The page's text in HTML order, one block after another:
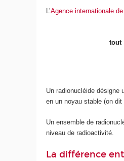
L’Agence internationale
tout
Un radionucléide désigne
en un noyau stable (on
Un ensemble de
niveau de radioactivité.
La différence